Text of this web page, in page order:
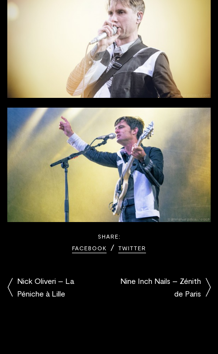
SHARE:
FACEBOOK
TWITTER
Nick Oliveri – La
Péniche à Lille
Nine Inch Nails – Zénith
de Paris